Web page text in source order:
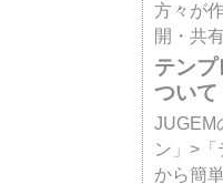
方々が
開・共
テン
ついて
JUGEM
ン」>
から簡